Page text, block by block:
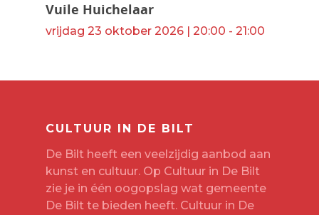
Vuile Huichelaar
vrijdag 23 oktober 2026 | 20:00 - 21:00
CULTUUR IN DE BILT
De Bilt heeft een veelzijdig aanbod aan
kunst en cultuur. Op Cultuur in De Bilt
zie je in één oogopslag wat gemeente
De Bilt te bieden heeft. Cultuur in De